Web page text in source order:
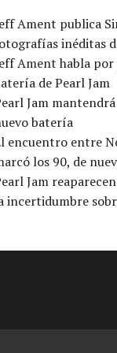
Ament publica
inéditas
Ament habla
de Pearl Jam
Jam
batería
encuentro entre
los 90, de
Jam
incertidumbre